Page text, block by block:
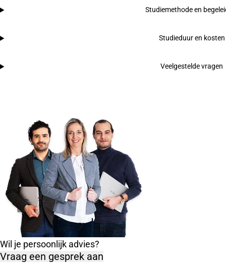
Studiemethode en
Studieduur en kosten
Veelgestelde vragen
Wil je persoonlijk advies?
Vraag een gesprek aan